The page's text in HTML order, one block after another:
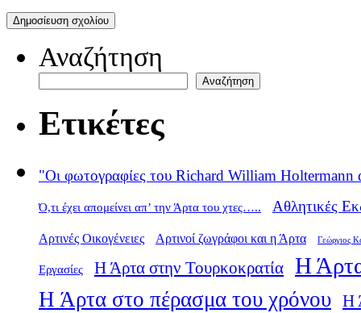
Αναζήτηση
Αναζήτηση
Ετικέτες
"Οι φωτογραφίες του Richard William Holtermann
Ό,τι έχει απομείνει απ’ την Άρτα του χτες….. Αθλητικές
Αρτινές Οικογένειες Αρτινοί ζωγράφοι και η Άρτα Γεώργιος
Εργασίες Η Άρτα στην Τουρκοκρατία Η
Η Άρτα στο πέρασμα του χρόνου Η